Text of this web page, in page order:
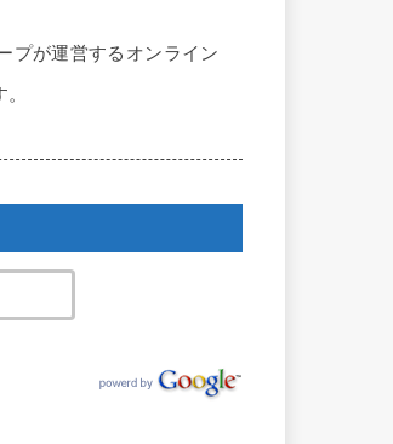
プが運営するオンライン